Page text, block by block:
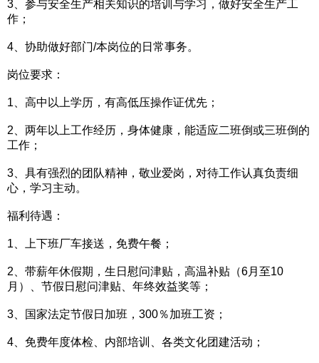
3、参与安全生产相关知识的培训与学习，做好安全生产工
作；
4、协助做好部门/本岗位的日常事务。
岗位要求：
1、高中以上学历，有高低压操作证优先；
2、两年以上工作经历，身体健康，能适应二班倒或三班倒的
工作；
3、具有强烈的团队精神，敬业爱岗，对待工作认真负责细
心，学习主动。
福利待遇：
1、上下班厂车接送，免费午餐；
2、带薪年休假期，生日慰问津贴，高温补贴（6月至10
月）、节假日慰问津贴、年终效益奖等；
3、国家法定节假日加班，300％加班工资；
4、免费年度体检、内部培训、各类文化团建活动；